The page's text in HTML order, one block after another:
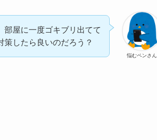
悩むペンさん
部屋に一度ゴキブリ出てて
策したら良いのだろう？